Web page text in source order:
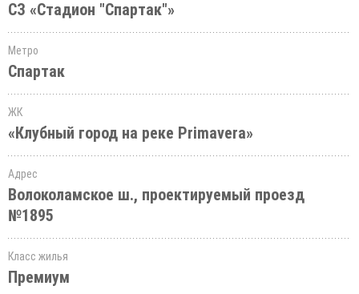
СЗ «Стадион "Спартак"»
Метро
Спартак
ЖК
«Клубный город на реке Primavera»
Адрес
Волоколамское ш., проектируемый проезд
№1895
Класс жилья
Премиум